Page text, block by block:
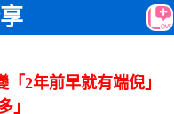
2年前早就有端倪」
」